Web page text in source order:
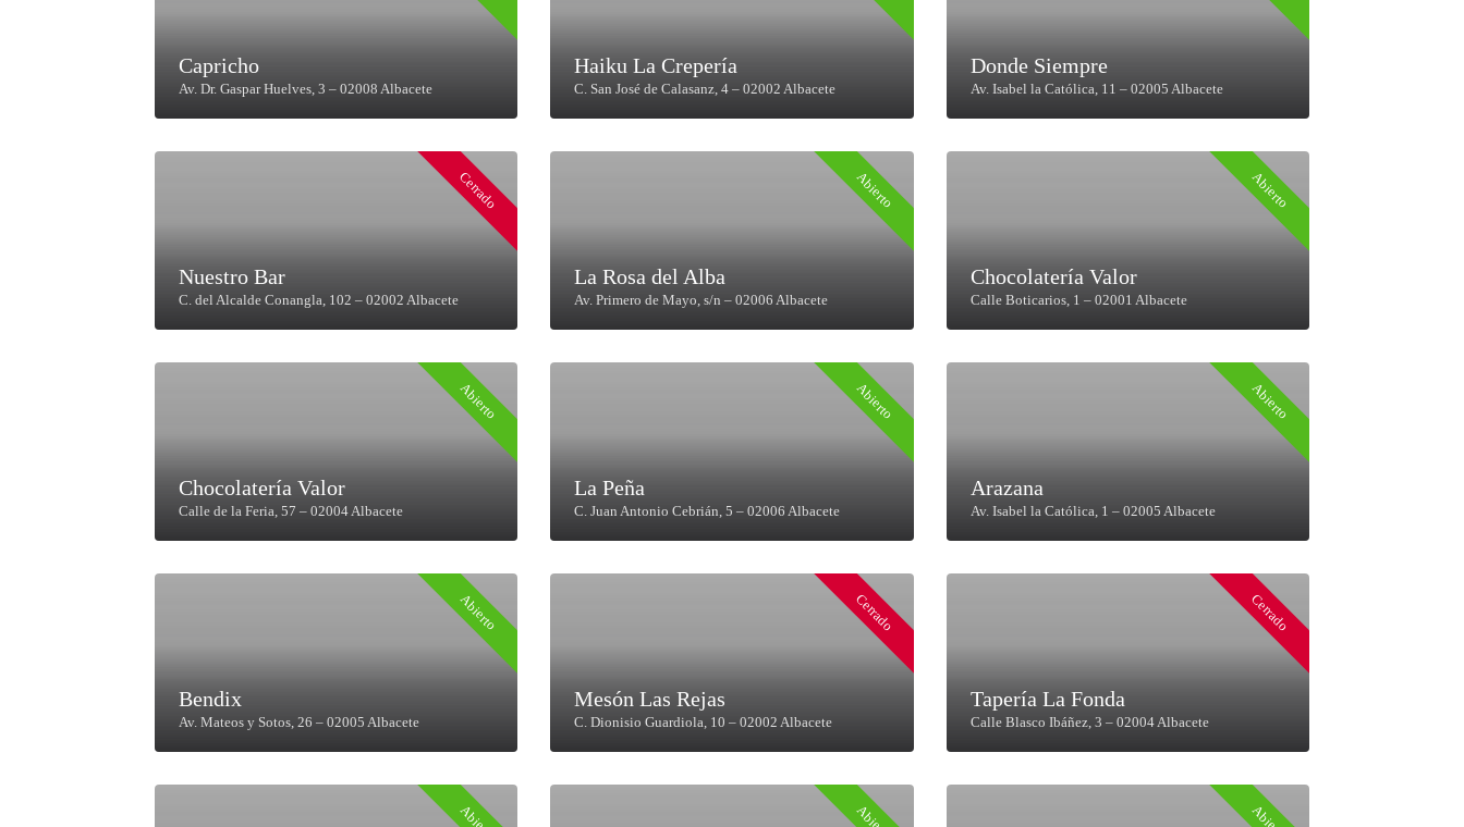
Capricho
Av. Dr. Gaspar Huelves, 3 – 02008 Albacete
Haiku La Crepería
C. San José de Calasanz, 4 – 02002 Albacete
Donde Siempre
Av. Isabel la Católica, 11 – 02005 Albacete
Cerrado
Nuestro Bar
C. del Alcalde Conangla, 102 – 02002 Albacete
Abierto
La Rosa del Alba
Av. Primero de Mayo, s/n – 02006 Albacete
Abierto
Chocolatería Valor
Calle Boticarios, 1 – 02001 Albacete
Abierto
Chocolatería Valor
Calle de la Feria, 57 – 02004 Albacete
Abierto
La Peña
C. Juan Antonio Cebrián, 5 – 02006 Albacete
Abierto
Arazana
Av. Isabel la Católica, 1 – 02005 Albacete
Abierto
Bendix
Av. Mateos y Sotos, 26 – 02005 Albacete
Cerrado
Mesón Las Rejas
C. Dionisio Guardiola, 10 – 02002 Albacete
Cerrado
Tapería La Fonda
Calle Blasco Ibáñez, 3 – 02004 Albacete